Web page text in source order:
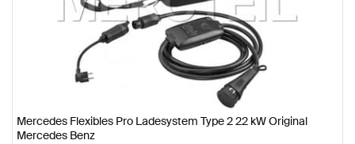
Mercedes Flexibles Pro Ladesystem Type 2 22 kW Original
Mercedes Benz